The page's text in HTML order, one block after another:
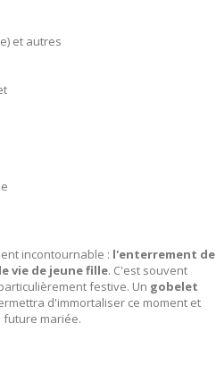
et autres
incontournable : l'enterrement de
vie de jeune fille. C'est souvent
festive. Un gobelet
d'immortaliser ce moment et
mariée.